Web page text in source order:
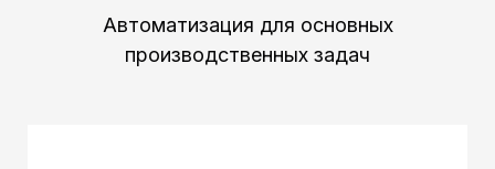
Автоматизация для основных
производственных задач